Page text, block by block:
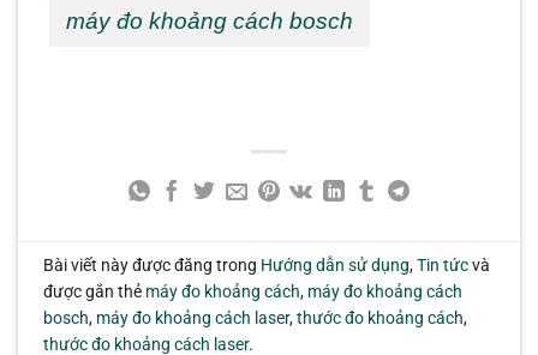
máy đo khoảng cách bosch
Bài viết này được đăng trong Hướng dẫn sử dụng,Tin tứcvà
được gắn thẻ máy đo khoảng cách, máy đo khoảng cách
bosch, máy đo khoảng cách laser,thước đo khoảng cách,
thước đo khoảng cách laser.